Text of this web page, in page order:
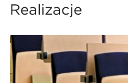
Realizacje